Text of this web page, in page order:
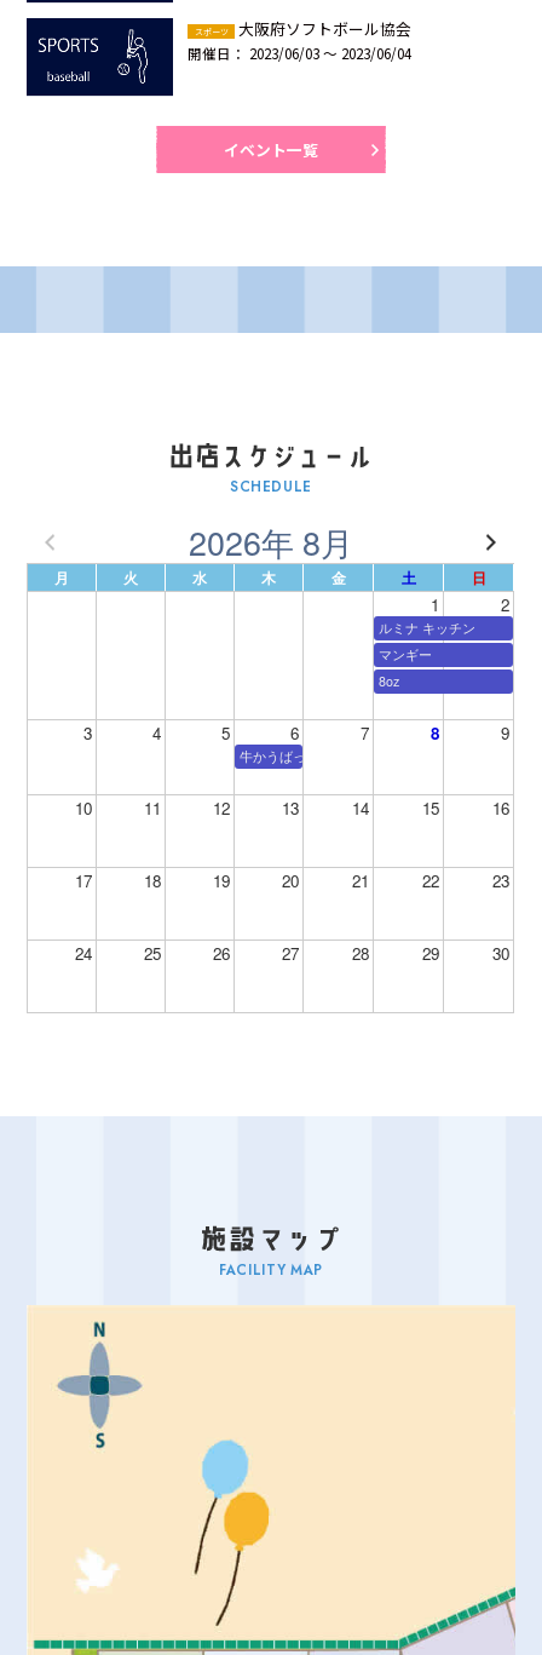
スポーツ 大阪府ソフトボール協会
開催日：2023/06/03 ～ 2023/06/04
イベント一覧
SCHEDULE
2026年 8月
月 火 水 木 金 土 日
1 2
ルミナ キッチン
マンギー
8oz
3 4 5 6 7 8 9
牛かうばっか
10 11 12 13 14 15 16
17 18 19 20 21 22 23
24 25 26 27 28 29 30
FACILITY MAP